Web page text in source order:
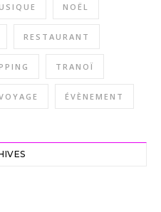
NOËL
RESTAURANT
TRANOÏ
ÉVÈNEMENT